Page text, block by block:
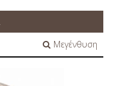
Μεγένθυση